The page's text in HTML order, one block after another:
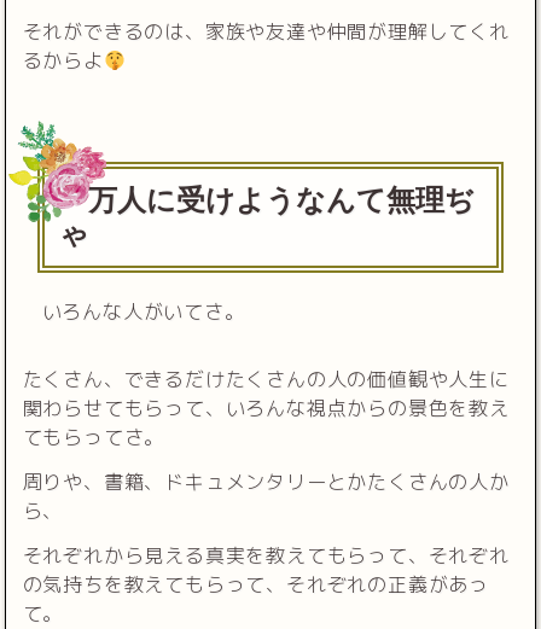
それができるのは、家族や友達や仲間が理解してくれ
るからよ
万人に受けようなんて無理ぢ
ゃ
いろんな人がいてさ。
たくさん、できるだけたくさんの人の価値観や人生に
関わらせてもらって、いろんな視点からの景色を教え
てもらってさ。
周りや、書籍、ドキュメンタリーとかたくさんの人か
ら、
それぞれから見える真実を教えてもらって、それぞれ
の気持ちを教えてもらって、それぞれの正義があっ
て。